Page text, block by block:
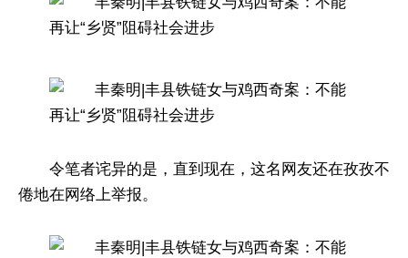
令笔者诧异的是，直到现在，这名网友还在孜孜不
倦地在网络上举报。